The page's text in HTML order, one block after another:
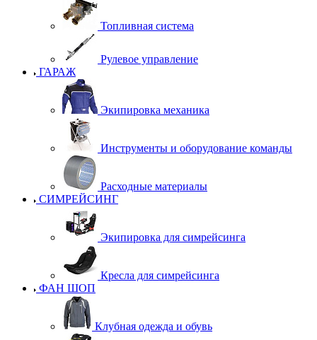
Топливная система
Рулевое управление
ГАРАЖ
Экипировка механика
Инструменты и оборудование команды
Расходные материалы
СИМРЕЙСИНГ
Экипировка для симрейсинга
Кресла для симрейсинга
ФАН ШОП
Клубная одежда и обувь